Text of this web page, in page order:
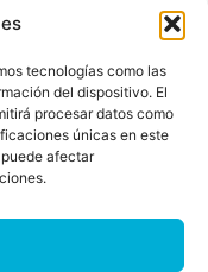
tecnologías como las
del dispositivo. El
procesar datos como
únicas en este
afectar
|Aviso legal